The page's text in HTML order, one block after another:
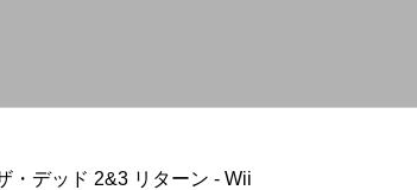
・デッド 2&3 リターン - Wii